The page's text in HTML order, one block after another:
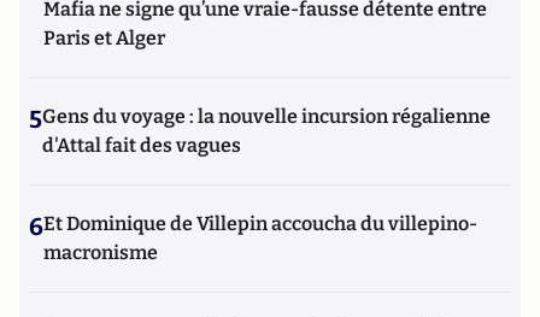
Mafia ne signe qu’une vraie-fausse détente entre
Paris et Alger
5Gens du voyage : la nouvelle incursion régalienne
d'Attal fait des vagues
6Et Dominique de Villepin accoucha du villepino-
macronisme